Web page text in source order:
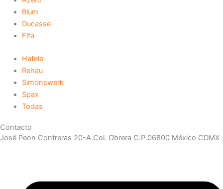
Blum
Ducasse
Fifa
Hafele
Rehau
Simonswerk
Spax
Todas
Contacto
José Peon Contreras 20-A Col. Obrera C.P.06800 México CDMX